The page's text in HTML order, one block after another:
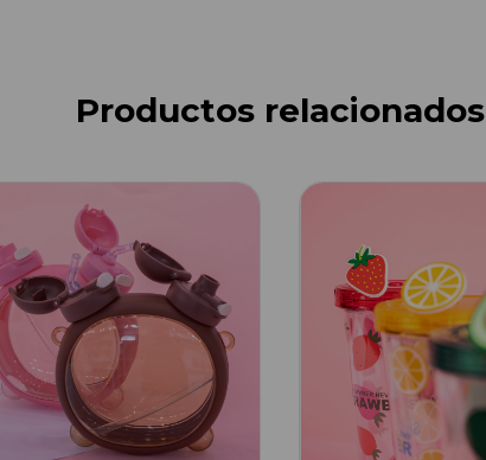
Productos relacionados